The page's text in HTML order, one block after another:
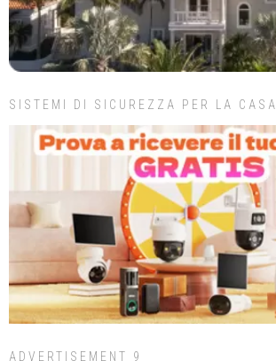
SISTEMI DI SICUREZZA PER LA CASA
ADVERTISEMENT 9